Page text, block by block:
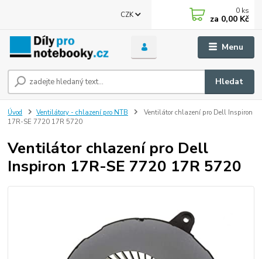
Menu
CZK
Hledat
0 ks
za 0,00 Kč
Úvod Ventilátory - chlazení pro NTB
Ventilátor chlazení pro Dell Inspiron
17R-SE 7720 17R 5720
Ventilátor chlazení pro Dell
Inspiron 17R-SE 7720 17R 5720